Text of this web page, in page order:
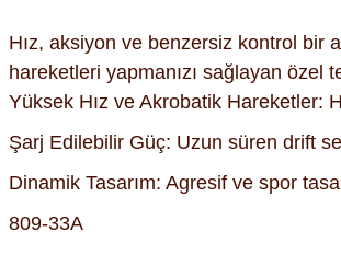
Hız, aksiyon ve benzersiz kontrol bir
hareketleri yapmanızı sağlayan özel
Yüksek Hız ve Akrobatik Hareketler:
Şarj Edilebilir Güç: Uzun süren drift
Dinamik Tasarım: Agresif ve spor
809-33A